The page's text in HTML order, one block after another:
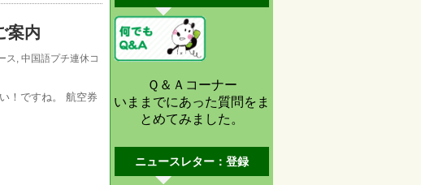
案内
ス, 中国語プチ連休コ
！ですね。 航空券
Ｑ＆Ａコーナー
いままでにあった質問をま
とめてみました。
ニュースレター：登録